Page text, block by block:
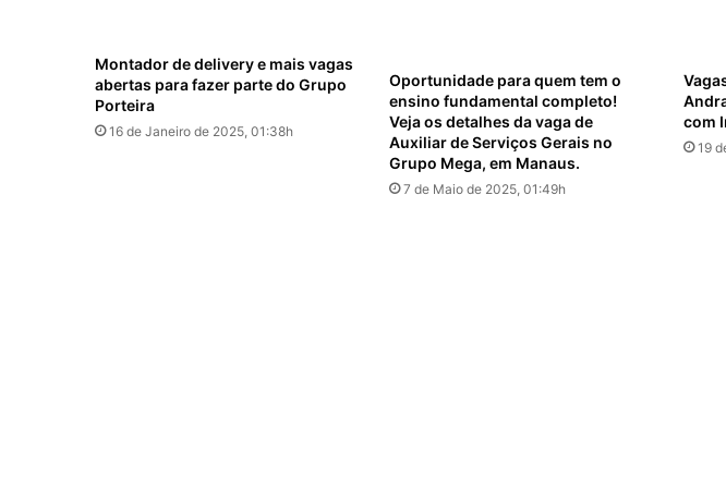
Montador de delivery e mais vagas
abertas para fazer parte do Grupo
Porteira
16 de Janeiro de 2025, 01:38h
Oportunidade para quem tem o
ensino fundamental completo!
Veja os detalhes da vaga de
Auxiliar de Serviços Gerais no
Grupo Mega, em Manaus.
7 de Maio de 2025, 01:49h
com
19